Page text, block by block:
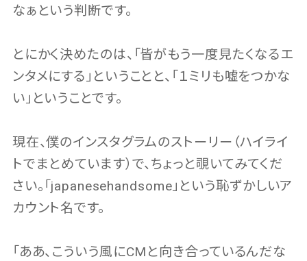
なぁという判断です。
とにかく決めたのは、「皆がもう一度見たくなるエ
ンタメにする」ということと、「１ミリも嘘をつかな
い」ということです。
現在、僕のインスタグラムのストーリー（ハイライ
トでまとめています）で、ちょっと覗いてみてくだ
さい。「japanesehandsome」という恥ずかしいア
カウント名です。
「ああ、こういう風にCMと向き合っているんだな